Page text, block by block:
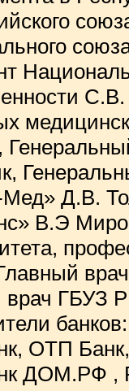
Д.В.
В.Э
врач ГБУЗ
ОТП Банк,
ДОМ.РФ ,